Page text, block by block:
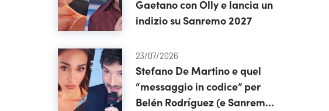
Gaetano con Olly e lancia un
indizio su Sanremo 2027
23/07/2026
Stefano De Martino e quel
“messaggio in codice” per
Belén Rodríguez (e Sanremo